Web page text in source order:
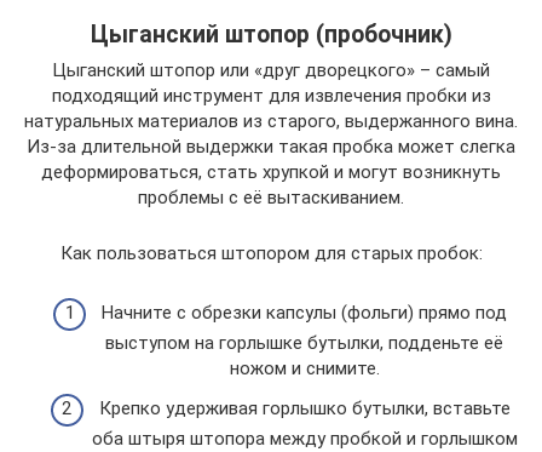
Цыганский штопор (пробочник)
Цыганский штопор или «друг дворецкого» – самый
подходящий инструмент для извлечения пробки из
натуральных материалов из старого, выдержанного вина.
Из-за длительной выдержки такая пробка может слегка
деформироваться, стать хрупкой и могут возникнуть
проблемы с её вытаскиванием.
Как пользоваться штопором для старых пробок:
Начните с обрезки капсулы (фольги) прямо под
выступом на горлышке бутылки, подденьте её
ножом и снимите.
Крепко удерживая горлышко бутылки, вставьте
оба штыря штопора между пробкой и горлышком